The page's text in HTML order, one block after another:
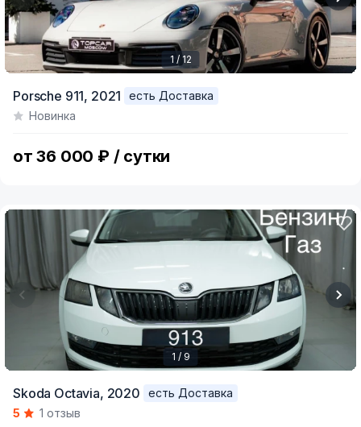
of
1 / 12
Porsche 911, 2021
есть Доставка
Новинка
от 36 000 ₽ / сутки
of
1 / 9
Skoda Octavia, 2020
есть Доставка
5
1 отзыв